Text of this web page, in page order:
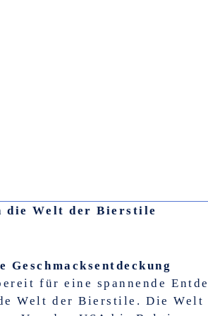
die Welt der Bierstile
Geschmacksentdeckung
für eine spannende
Welt der Bierstile. Die